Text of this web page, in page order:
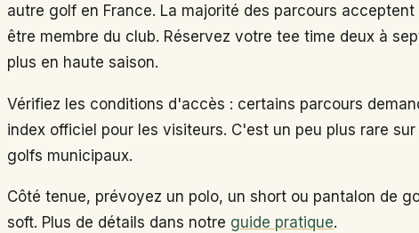
autre golf en France. La majorité des parcours
être membre du club. Réservez votre tee time deux à
plus en haute saison.
Vérifiez les conditions d'accès : certains parcours
index officiel pour les visiteurs. C'est un peu plus rare
golfs municipaux.
Côté tenue, prévoyez un polo, un short ou pantalon de
soft. Plus de détails dans notre guide pratique.